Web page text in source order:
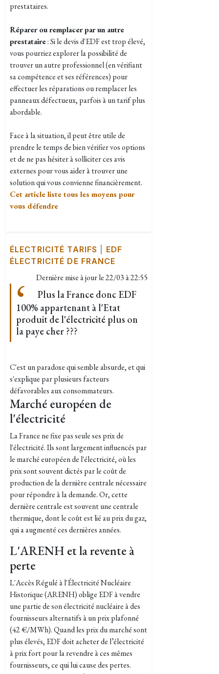
prestataires.
Réparer ou remplacer par un autre
prestataire: Si le devis d'EDF est trop élevé,
vous pourriez explorer la possibilité de
trouver un autre professionnel (en vérifiant
sa compétence et ses références) pour
effectuer les réparations ou remplacer les
panneaux défectueux, parfois à un tarif plus
abordable.
Face à la situation, il peut être utile de
prendre le temps de bien vérifier vos options
et de ne pas hésiter à solliciter ces avis
externes pour vous aider à trouver une
solution qui vous convienne financièrement.
Cet article liste tous les moyens pour
vous défendre
ÉLECTRICITÉ TARIFS
EDF
ÉLECTRICITÉ DE FRANCE
Dernière mise à jour le22/03 à 22:55
Plus la France donc EDF
100% appartenant à l'Etat
produit de l'électricité plus on
la paye cher ???
C'est un paradoxe qui semble absurde, et qui
s'explique par plusieurs facteurs
défavorables aux consommateurs.
Marché européen de
l'électricité
La France ne fixe pas seule ses prix de
l'électricité. Ils sont largement influencés par
le marché européen de l'électricité, où les
prix sont souvent dictés par le coût de
production de la dernière centrale nécessaire
pour répondre à la demande. Or, cette
dernière centrale est souvent une centrale
thermique, dont le coût est lié au prix du gaz,
qui a augmenté ces dernières années.
L'ARENH et la revente à
perte
L'Accès Régulé à l'Électricité Nucléaire
Historique (ARENH) oblige EDF à vendre
une partie de son électricité nucléaire à des
fournisseurs alternatifs à un prix plafonné
(42 €/MWh). Quand les prix du marché sont
plus élevés, EDF doit acheter de l’électricité
à prix fort pour la revendre à ces mêmes
fournisseurs, ce qui lui cause des pertes.